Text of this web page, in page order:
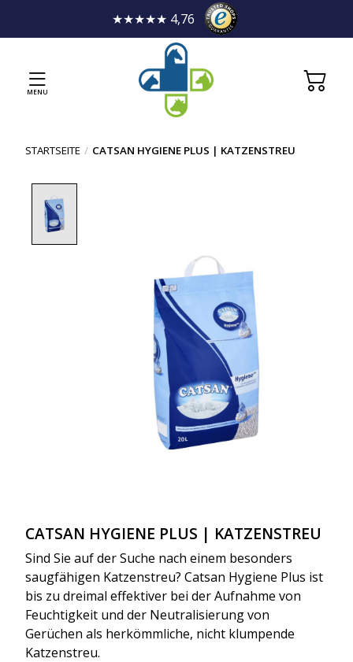
★★★★★ 4,76
MENU
STARTSEITE / CATSAN HYGIENE PLUS | KATZENSTREU
CATSAN HYGIENE PLUS | KATZENSTREU
Sind Sie auf der Suche nach einem besonders
saugfähigen Katzenstreu? Catsan Hygiene Plus ist
bis zu dreimal effektiver bei der Aufnahme von
Feuchtigkeit und der Neutralisierung von
Gerüchen als herkömmliche, nicht klumpende
Katzenstreu.